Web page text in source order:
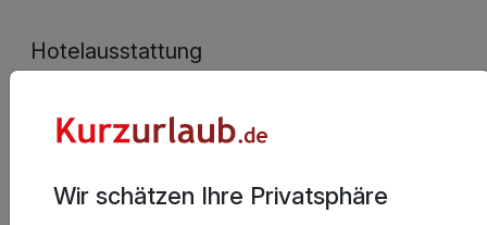
Hotelausstattung
Kinderpreise
Stornobedingungen
Wir schätzen Ihre Privatsphäre